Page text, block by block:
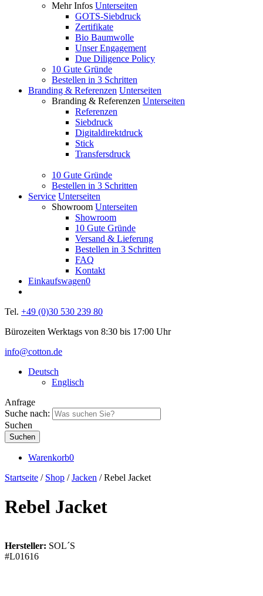
Mehr Infos Unterseiten
GOTS-Siebdruck
Zertifikate
Bio Baumwolle
Unser Engagement
Due Diligence Policy
10 Gute Gründe
Bestellen in 3 Schritten
Branding & Referenzen Unterseiten
Branding & Referenzen Unterseiten
Referenzen
Siebdruck
Digitaldirektdruck
Stick
Transfersdruck
10 Gute Gründe
Bestellen in 3 Schritten
Service Unterseiten
Showroom Unterseiten
Showroom
10 Gute Gründe
Versand & Lieferung
Bestellen in 3 Schritten
FAQ
Kontakt
Einkaufswagen0
Tel. +49 (0)30 530 239 80
Bürozeiten Werktags von 8:30 bis 17:00 Uhr
info@cotton.de
Deutsch
Englisch
Anfrage
Suche nach:
Suchen
Warenkorb0
Startseite / Shop /Jacken / Rebel Jacket
Rebel Jacket
Hersteller: SOL´S
#L01616